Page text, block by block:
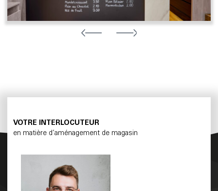
VOTRE INTERLOCUTEUR
en matière d’aménagement de magasin